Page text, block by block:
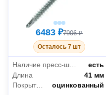
6483 ₽7906 ₽
Осталось 7 шт
есть
Длина
41 мм
Покрытие
оцинкованный